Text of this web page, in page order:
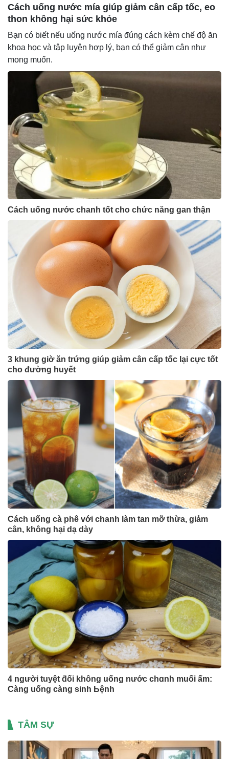
Cách uống nước mía giúp giảm cân cấp tốc, eo
thon không hại sức khỏe
Bạn có biết nếu uống nước mía đúng cách kèm chế độ ăn
khoa học và tập luyện hợp lý, bạn có thể giảm cân như
mong muốn.
Cách uống nước chanh tốt cho chức năng gan thận
3 khung giờ ăn trứng giúp giảm cân cấp tốc lại cực tốt
cho đường huyết
Cách uống cà phê với chanh làm tan mỡ thừa, giảm
cân, không hại dạ dày
4 người tuyệt ƌối không uống nước chɑnh muối ấm:
Càng uống càng sinh Ьệnh
TÂM SỰ